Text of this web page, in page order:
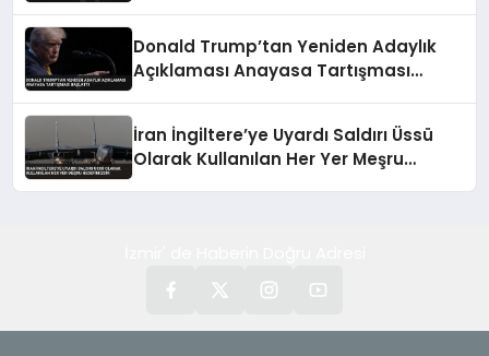
Donald Trump’tan Yeniden Adaylık
Açıklaması Anayasa Tartışması
İran İngiltere’ye Uyardı Saldırı Üssü
Olarak Kullanılan Her Yer Meşru